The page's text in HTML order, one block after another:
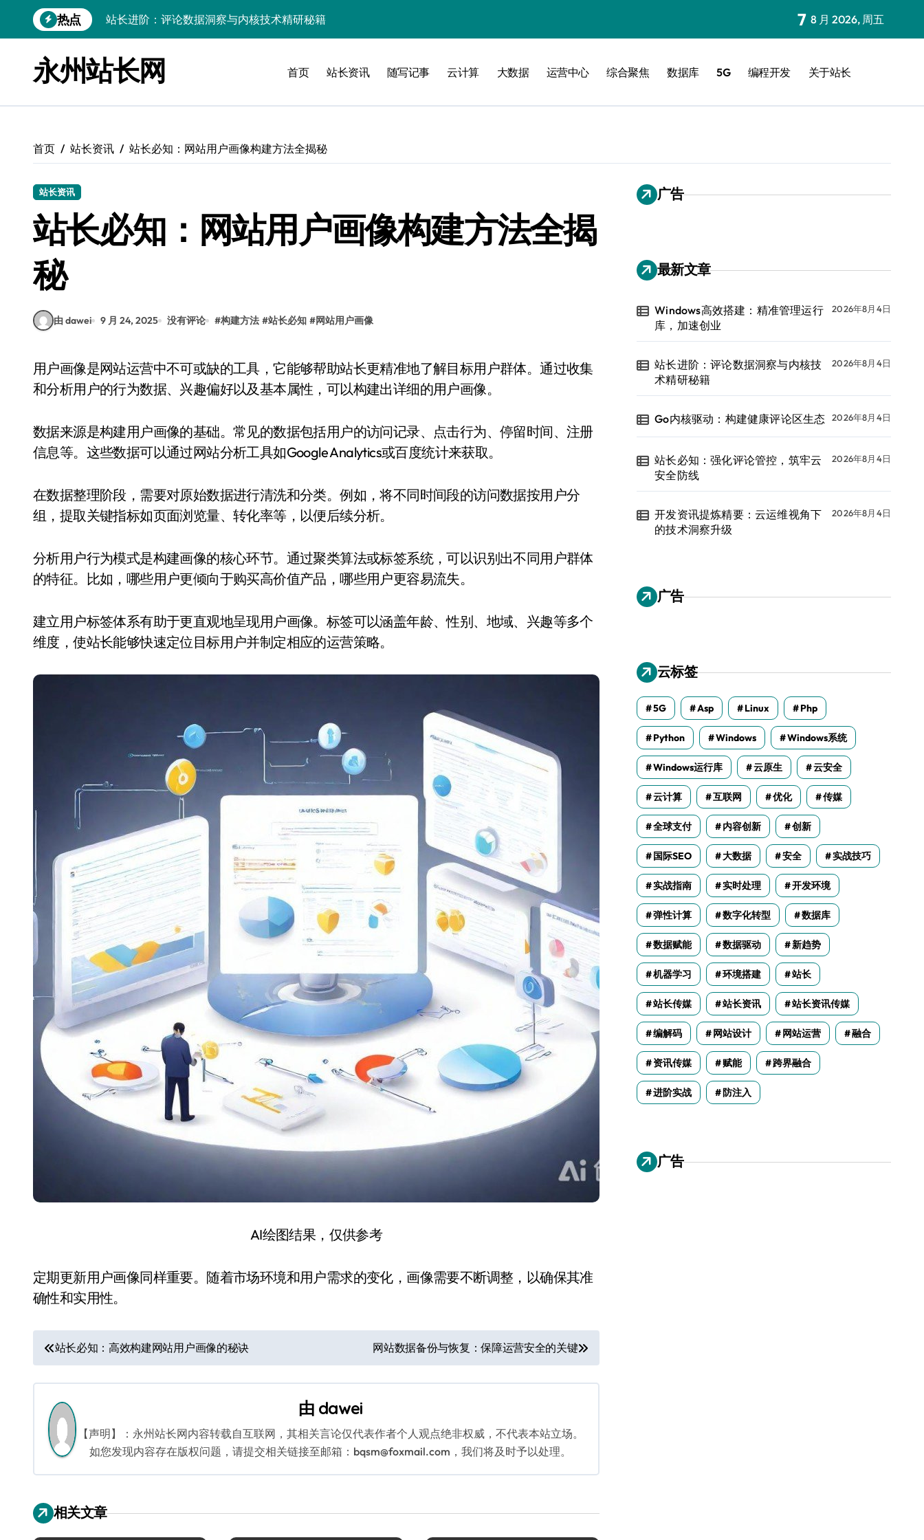
到
热点
Go内核驱动：构建健康评论区生态
开发资讯提炼精要：云运维视角下的技术洞察升级
Windows运行库高效管理核心策略
云安全护航传媒：数据驱动新防线
弹性计算赋能Android云架构性能跃迁
Windows高效搭建：精准管理运行库，加速创业
7 8 月 2026, 周五
永州站长网 首页 站长资讯 随写记事 云计算 大数据 运营中心 综合聚焦 数据库 5G 编程开发 关于站长
首页 站长资讯 站长必知：网站用户画像构建方法全揭秘
站长资讯
站长必知：网站用户画像构建方法全揭
秘
由 dawei 9 月 24, 2025 没有评论 #构建方法 #站长必知 #网站用户画像
用户画像是网站运营中不可或缺的工具，它能够帮助站长更精准地了解目标用户群体。通过收集
和分析用户的行为数据、兴趣偏好以及基本属性，可以构建出详细的用户画像。
数据来源是构建用户画像的基础。常见的数据包括用户的访问记录、点击行为、停留时间、注册
信息等。这些数据可以通过网站分析工具如Google Analytics或百度统计来获取。
在数据整理阶段，需要对原始数据进行清洗和分类。例如，将不同时间段的访问数据按用户分
组，提取关键指标如页面浏览量、转化率等，以便后续分析。
分析用户行为模式是构建画像的核心环节。通过聚类算法或标签系统，可以识别出不同用户群体
的特征。比如，哪些用户更倾向于购买高价值产品，哪些用户更容易流失。
建立用户标签体系有助于更直观地呈现用户画像。标签可以涵盖年龄、性别、地域、兴趣等多个
维度，使站长能够快速定位目标用户并制定相应的运营策略。
AI绘图结果，仅供参考
定期更新用户画像同样重要。随着市场环境和用户需求的变化，画像需要不断调整，以确保其准
确性和实用性。
文
章
导
航
站长必知：高效构建网站用户画像的秘诀 网站数据备份与恢复：保障运营安全的关键
由 dawei
【声明】：永州站长网内容转载自互联网，其相关言论仅代表作者个人观点绝非权威，不代表本站立场。
如您发现内容存在版权问题，请提交相关链接至邮箱：bqsm@foxmail.com，我们将及时予以处理。
相关文章
广告
最新文章
Windows高效搭建：精准管理运行
库，加速创业
2026年8月4日
站长进阶：评论数据洞察与内核技
术精研秘籍
2026年8月4日
Go内核驱动：构建健康评论区生态 2026年8月4日
站长必知：强化评论管控，筑牢云
安全防线
2026年8月4日
开发资讯提炼精要：云运维视角下
的技术洞察升级
2026年8月4日
广告
云标签
5G Asp Linux Php
Python Windows Windows系统
Windows运行库 云原生 云安全
云计算 互联网 优化 传媒
全球支付 内容创新 创新
国际SEO 大数据 安全 实战技巧
实战指南 实时处理 开发环境
弹性计算 数字化转型 数据库
数据赋能 数据驱动 新趋势
机器学习 环境搭建 站长
站长传媒 站长资讯 站长资讯传媒
编解码 网站设计 网站运营 融合
资讯传媒 赋能 跨界融合
进阶实战 防注入
广告